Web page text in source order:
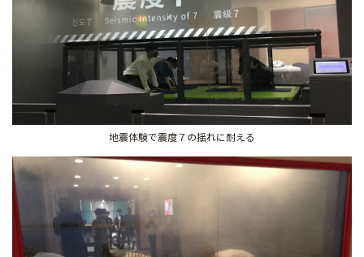
地震体験で震度７の揺れに耐える